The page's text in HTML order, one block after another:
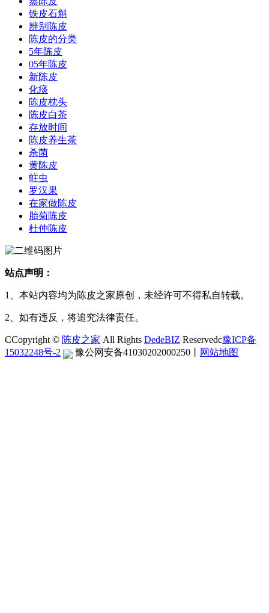
铁皮石斛
辨别陈皮
陈皮的分类
5年陈皮
05年陈皮
新陈皮
化痰
陈皮枕头
陈皮白茶
存放时间
陈皮养生茶
杀菌
黄陈皮
蛀虫
罗汉果
在家做陈皮
胎菊陈皮
杜仲陈皮
站点声明：
1、本站内容均为陈皮之家原创，未经许可不得私自转载。
2、如有违反，将追究法律责任。
CCopyright © 陈皮之家 All Rights DedeBIZ Reservedc豫ICP备
15032248号-2
豫公网安备41030202000250 网站地图